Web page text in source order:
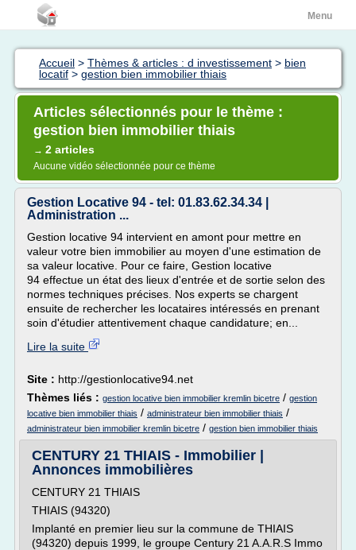
Menu
Accueil > Thèmes & articles : d investissement > bien
locatif > gestion bien immobilier thiais
Articles sélectionnés pour le thème :
gestion bien immobilier thiais
→ 2 articles
Aucune vidéo sélectionnée pour ce thème
Gestion Locative 94 - tel: 01.83.62.34.34 |
Administration ...
Gestion locative 94 intervient en amont pour mettre en
valeur votre bien immobilier au moyen d'une estimation de
sa valeur locative. Pour ce faire, Gestion locative
94 effectue un état des lieux d'entrée et de sortie selon des
normes techniques précises. Nos experts se chargent
ensuite de rechercher les locataires intéressés en prenant
soin d'étudier attentivement chaque candidature; en...
Lire la suite
Site : http://gestionlocative94.net
Thèmes liés : gestion locative bien immobilier kremlin bicetre / gestion
locative bien immobilier thiais / administrateur bien immobilier thiais /
administrateur bien immobilier kremlin bicetre / gestion bien immobilier thiais
CENTURY 21 THIAIS - Immobilier |
Annonces immobilières
CENTURY 21 THIAIS
THIAIS (94320)
Implanté en premier lieu sur la commune de THIAIS
(94320) depuis 1999, le groupe Century 21 A.A.R.S Immo